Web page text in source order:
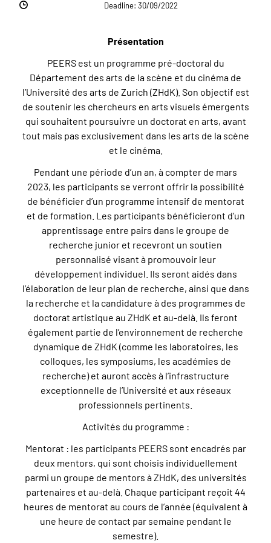
Deadline: 30/09/2022
Présentation
PEERS est un programme pré-doctoral du
Département des arts de la scène et du cinéma de
l’Université des arts de Zurich (ZHdK). Son objectif est
de soutenir les chercheurs en arts visuels émergents
qui souhaitent poursuivre un doctorat en arts, avant
tout mais pas exclusivement dans les arts de la scène
et le cinéma.
Pendant une période d’un an, à compter de mars
2023, les participants se verront offrir la possibilité
de bénéficier d’un programme intensif de mentorat
et de formation. Les participants bénéficieront d’un
apprentissage entre pairs dans le groupe de
recherche junior et recevront un soutien
personnalisé visant à promouvoir leur
développement individuel. Ils seront aidés dans
l’élaboration de leur plan de recherche, ainsi que dans
la recherche et la candidature à des programmes de
doctorat artistique au ZHdK et au-delà. Ils feront
également partie de l’environnement de recherche
dynamique de ZHdK (comme les laboratoires, les
colloques, les symposiums, les académies de
recherche) et auront accès à l’infrastructure
exceptionnelle de l’Université et aux réseaux
professionnels pertinents.
Activités du programme :
Mentorat : les participants PEERS sont encadrés par
deux mentors, qui sont choisis individuellement
parmi un groupe de mentors à ZHdK, des universités
partenaires et au-delà. Chaque participant reçoit 44
heures de mentorat au cours de l’année (équivalent à
une heure de contact par semaine pendant le
semestre).